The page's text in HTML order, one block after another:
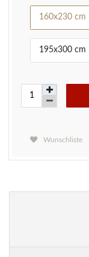
160x230 cm
195x300 cm
Wunschliste